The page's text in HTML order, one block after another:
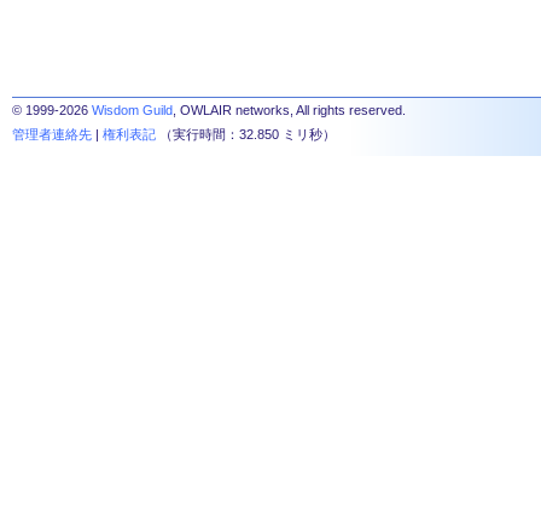
© 1999-2026 Wisdom Guild , OWLAIR networks, All rights reserved.
管理者連絡先 | 権利表記 （実行時間：32.850 ミリ秒）